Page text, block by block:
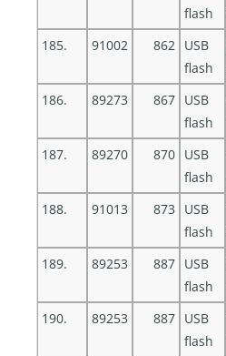
flash
185.
91002 862 USB
flash
186.
89273 867 USB
flash
187. 89270 870 USB
flash
188.
91013 873
USB
flash
189.
89253 887 USB
flash
190.
89253 887 USB
flash